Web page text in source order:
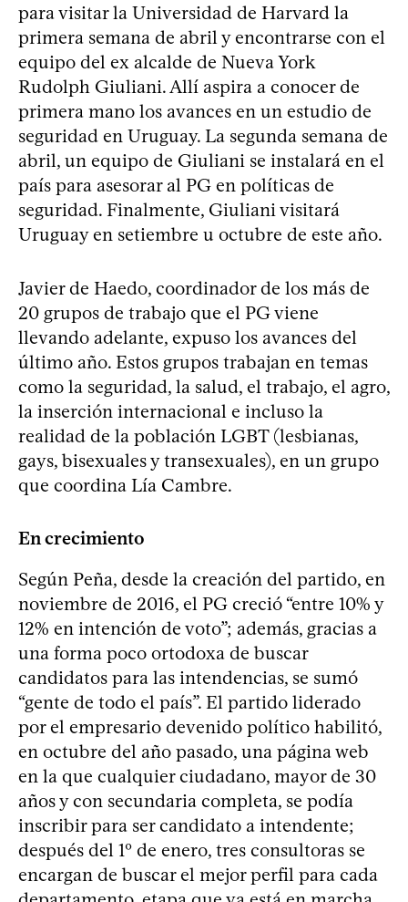
para visitar la Universidad de Harvard la
primera semana de abril y encontrarse con el
equipo del ex alcalde de Nueva York
Rudolph Giuliani. Allí aspira a conocer de
primera mano los avances en un estudio de
seguridad en Uruguay. La segunda semana de
abril, un equipo de Giuliani se instalará en el
país para asesorar al PG en políticas de
seguridad. Finalmente, Giuliani visitará
Uruguay en setiembre u octubre de este año.
Javier de Haedo, coordinador de los más de
20 grupos de trabajo que el PG viene
llevando adelante, expuso los avances del
último año. Estos grupos trabajan en temas
como la seguridad, la salud, el trabajo, el agro,
la inserción internacional e incluso la
realidad de la población LGBT (lesbianas,
gays, bisexuales y transexuales), en un grupo
que coordina Lía Cambre.
En crecimiento
Según Peña, desde la creación del partido, en
noviembre de 2016, el PG creció “entre 10% y
12% en intención de voto”; además, gracias a
una forma poco ortodoxa de buscar
candidatos para las intendencias, se sumó
“gente de todo el país”. El partido liderado
por el empresario devenido político habilitó,
en octubre del año pasado, una página web
en la que cualquier ciudadano, mayor de 30
años y con secundaria completa, se podía
inscribir para ser candidato a intendente;
después del 1º de enero, tres consultoras se
encargan de buscar el mejor perfil para cada